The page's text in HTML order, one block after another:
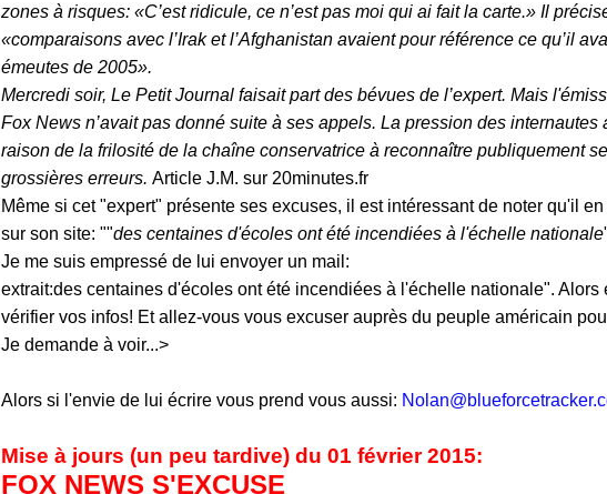
zones à risques: «C’est ridicule, ce n’est pas moi qui ai fait la carte.» Il
«comparaisons avec l’Irak et l’Afghanistan avaient pour référence ce qu’il
émeutes de 2005».
Mercredi soir, Le Petit Journal faisait part des bévues de l’expert. Mais
Fox News n’avait pas donné suite à ses appels. La pression des internautes
raison de la frilosité de la chaîne conservatrice à reconnaître publiquement
grossières erreurs. Article J.M. sur 20minutes.fr
Même si cet "expert" présente ses excuses, il est intéressant de noter qu'il
sur son site: ""des centaines d'écoles ont été incendiées à l'échelle nationale
Je me suis empressé de lui envoyer un mail:
extrait:des centaines d'écoles ont été incendiées à l'échelle nationale". Alors
vérifier vos infos! Et allez-vous vous excuser auprès du peuple américain
Je demande à voir...>
Alors si l'envie de lui écrire vous prend vous aussi:
Mise à jours (un peu tardive) du 01 février 2015:
FOX NEWS S'EXCUSE